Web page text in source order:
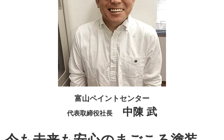
富山ペイントセンター
代表取締役社長 中陳 武